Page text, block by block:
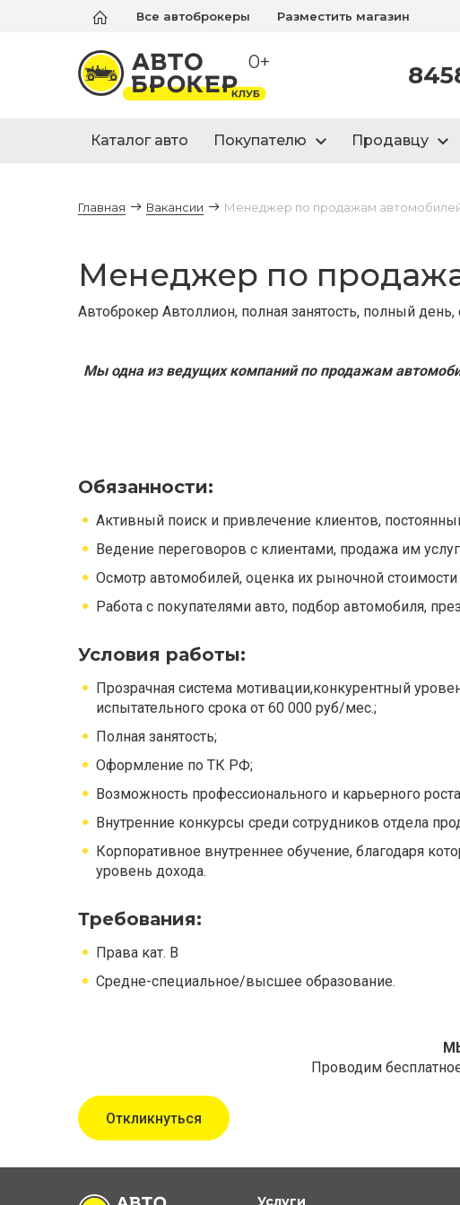
Все автоброкеры Разместить магазин
0+
Каталог авто Покупателю Продавцу
Главная Вакансии Менеджер по продажам
Менеджер по
Автоброкер Автоллион, полная занятость, полный день,
Мы одна из ведущих компаний по продажам
Обязанности:
Активный поиск и привлечение клиентов,
Ведение переговоров с клиентами, продажа им
Осмотр автомобилей, оценка их рыночной
Работа с покупателями авто, подбор автомобиля,
Условия работы:
Прозрачная система мотивации,конкурентный
испытательного срока от 60 000 руб/мес.;
Полная занятость;
Оформление по ТК РФ;
Возможность профессионального и карьерного
Внутренние конкурсы среди сотрудников отдела
Корпоративное внутреннее обучение, благодаря
уровень дохода.
Требования:
Права кат. В
Средне-специальное/высшее образование.
Проводим
Откликнуться
Услуги